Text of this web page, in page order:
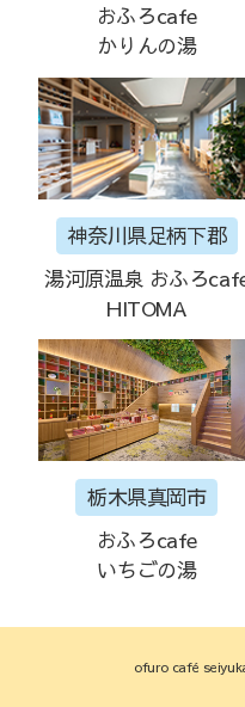
おふろcafe
かりんの湯
神奈川県足柄下郡
湯河原温泉 おふろ
HITOMA
栃木県真岡市
おふろcafe
いちごの湯
ofuro café